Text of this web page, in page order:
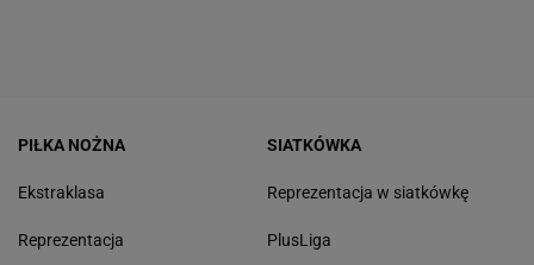
PIŁKA NOŻNA
Ekstraklasa
Reprezentacja
SIATKÓWKA
Reprezentacja w siatkówkę
PlusLiga